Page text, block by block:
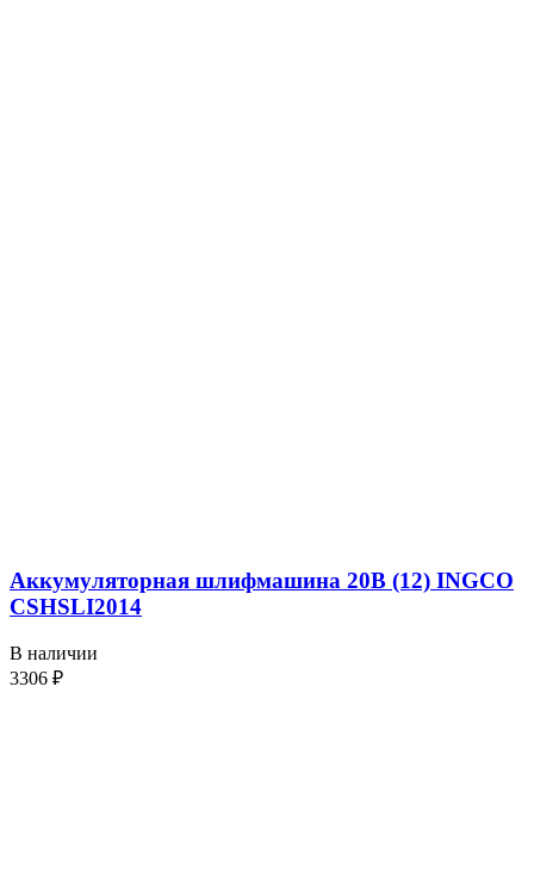
Аккумуляторная шлифмашина 20В (12) INGCO
CSHSLI2014
В наличии
3306 ₽